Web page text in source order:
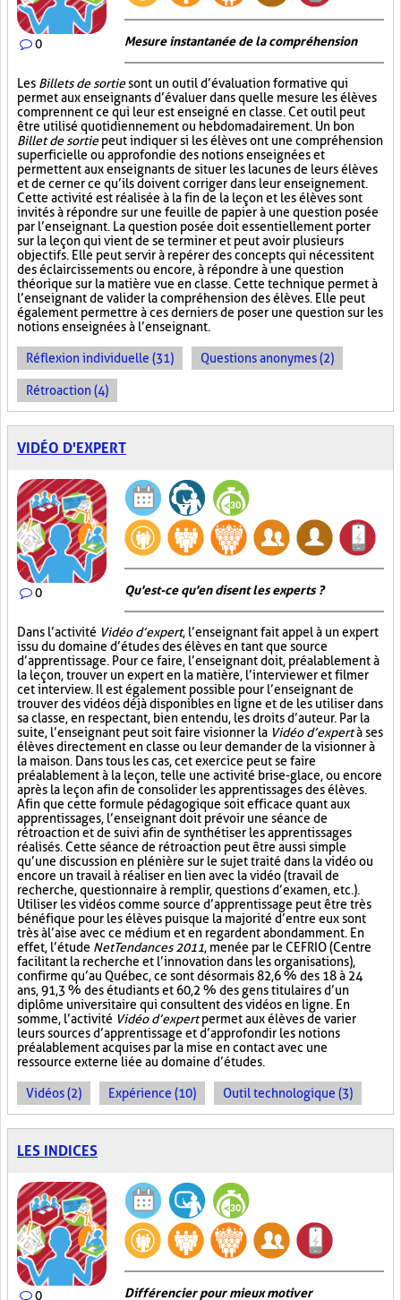
0 Mesure instantanée de la compréhension
Les Billets de sortiesont un outil d’évaluation formative qui
permet aux enseignants d’évaluer dans quelle mesure les élèves
comprennent ce qui leur est enseigné en classe. Cet outil peut
être utilisé quotidiennement ou hebdomadairement. Un bon
Billet de sortiepeut indiquer si les élèves ont une compréhension
superficielle ou approfondie des notions enseignées et
permettent aux enseignants de situer les lacunes de leurs élèves
et de cerner ce qu’ils doivent corriger dans leur enseignement.
Cette activité est réalisée à la fin de la leçon et les élèves sont
invités à répondre sur une feuille de papier à une question posée
par l’enseignant. La question posée doit essentiellement porter
sur la leçon qui vient de se terminer et peut avoir plusieurs
objectifs. Elle peut servir à repérer des concepts qui nécessitent
des éclaircissements ou encore, à répondre à une question
théorique sur la matière vue en classe. Cette technique permet à
l’enseignant de valider la compréhension des élèves. Elle peut
également permettre à ces derniers de poser une question sur les
notions enseignées à l’enseignant.
Réflexion individuelle (31) Questions anonymes (2)
Rétroaction (4)
VIDÉO D'EXPERT
0 Qu'est-ce qu'en disent les experts ?
Dans l’activité Vidéo d’expert, l’enseignant fait appel à un expert
issu du domaine d’études des élèves en tant que source
d’apprentissage. Pour ce faire, l’enseignant doit, préalablement à
la leçon, trouver un expert en la matière, l’interviewer et filmer
cet interview. Il est également possible pour l’enseignant de
trouver des vidéos déjà disponibles en ligne et de les utiliser dans
sa classe, en respectant, bien entendu, les droits d’auteur. Par la
suite, l’enseignant peut soit faire visionner la Vidéo d’expertà ses
élèves directement en classe ou leur demander de la visionner à
la maison. Dans tous les cas, cet exercice peut se faire
préalablement à la leçon, telle une activité brise-glace, ou encore
après la leçon afin de consolider les apprentissages des élèves.
Afin que cette formule pédagogique soit efficace quant aux
apprentissages, l’enseignant doit prévoir une séance de
rétroaction et de suivi afin de synthétiser les apprentissages
réalisés. Cette séance de rétroaction peut être aussi simple
qu’une discussion en plénière sur le sujet traité dans la vidéo ou
encore un travail à réaliser en lien avec la vidéo (travail de
recherche, questionnaire à remplir, questions d’examen, etc.).
Utiliser les vidéos comme source d’apprentissage peut être très
bénéfique pour les élèves puisque la majorité d’entre eux sont
très à l’aise avec ce médium et en regardent abondamment. En
effet, l’étude NetTendances 2011, menée par le CEFRIO (Centre
facilitant la recherche et l’innovation dans les organisations),
confirme qu’au Québec, ce sont désormais 82,6 % des 18 à 24
ans, 91,3 % des étudiants et 60,2 % des gens titulaires d’un
diplôme universitaire qui consultent des vidéos en ligne. En
somme, l’activité Vidéo d’expertpermet aux élèves de varier
leurs sources d’apprentissage et d’approfondir les notions
préalablement acquises par la mise en contact avec une
ressource externe liée au domaine d’études.
Vidéos (2) Expérience (10) Outil technologique (3)
LES INDICES
0 Différencier pour mieux motiver